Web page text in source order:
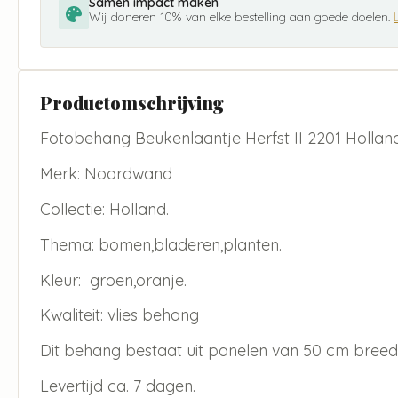
Wij doneren 10% van elke bestelling aan goede doelen.
Productomschrijving
Fotobehang Beukenlaantje Herfst II 2201
Merk: Noordwand
Collectie: Holland.
Thema: bomen,bladeren,planten.
Kleur: groen,oranje.
Kwaliteit: vlies behang
Dit behang bestaat uit panelen van 50 cm
Levertijd ca. 7 dagen.